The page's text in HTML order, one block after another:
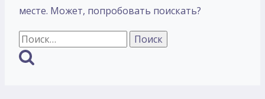
месте. Может, попробовать поискать?
Найти: